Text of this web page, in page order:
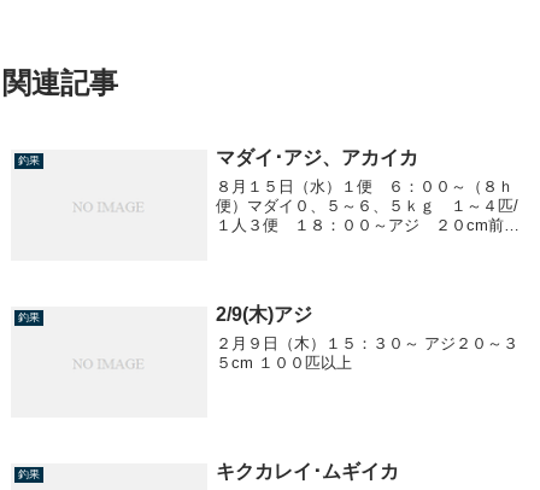
関連記事
釣果 マダイ･アジ、アカイカ
８月１５日（水）１便 ６：００～（８ｈ
便）マダイ０、５～６、５ｋｇ １～４匹/
１人３便 １８：００～アジ ２０cm前
釣果 2/9(木)アジ
２月９日（木）１５：３０～ アジ２０～３
５cm １００匹以上
釣果 キクカレイ･ムギイカ